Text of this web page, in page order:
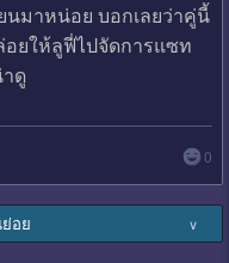
นมาหน่อย บอกเลยว่าคู่นี้
อยให้ลูฟี่ไปจัดการแซท
ดู
0
อย ∨